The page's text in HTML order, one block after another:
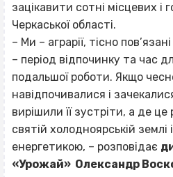
зацікавити сотні місцевих і
Черкаської області.
– Ми – аграрії, тісно
– період відпочинку та час
подальшої роботи. Якщо
навідпочивалися і
вирішили її зустріти, а де
святій холодноярській землі
енергетикою, – розповідає
«Урожай» Олександр